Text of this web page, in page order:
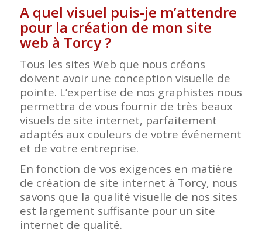
A quel visuel puis-je m’attendre
pour la création de mon site
web à Torcy?
Tous les sites Web que nous créons
doivent avoir une conception visuelle de
pointe. L’expertise de nos graphistes nous
permettra de vous fournir de très beaux
visuels de site internet, parfaitement
adaptés aux couleurs de votre événement
et de votre entreprise.
En fonction de vos exigences en matière
de création de site internet à Torcy, nous
savons que la qualité visuelle de nos sites
est largement suffisante pour un site
internet de qualité.